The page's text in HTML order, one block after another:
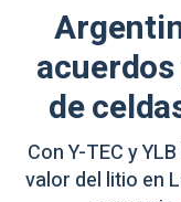
de
Con Y-TEC y
valor del litio en